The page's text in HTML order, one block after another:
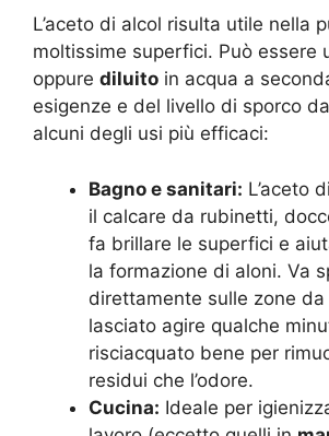
L’aceto di alcol risulta utile nella
moltissime superfici. Può essere
oppure diluito in acqua a
esigenze e del livello di sporco
alcuni degli usi più efficaci:
Bagno e sanitari: L’aceto
il calcare da rubinetti,
fa brillare le superfici e
la formazione di aloni. Va
direttamente sulle zone
lasciato agire qualche
risciacquato bene per
residui che l’odore.
Cucina: Ideale per